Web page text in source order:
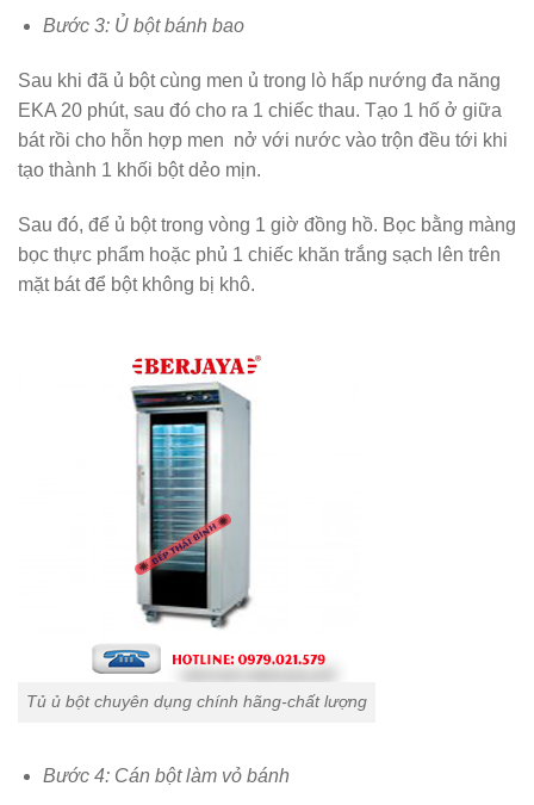
Bước 3: Ủ bột bánh bao
Sau khi đã ủ bột cùng men ủ trong lò hấp nướng đa năng
EKA 20 phút, sau đó cho ra 1 chiếc thau. Tạo 1 hố ở giữa
bát rồi cho hỗn hợp men nở với nước vào trộn đều tới khi
tạo thành 1 khối bột dẻo mịn.
Sau đó, để ủ bột trong vòng 1 giờ đồng hồ. Bọc bằng màng
bọc thực phẩm hoặc phủ 1 chiếc khăn trắng sạch lên trên
mặt bát để bột không bị khô.
Tủ ủ bột chuyên dụng chính hãng-chất lượng
Bước 4: Cán bột làm vỏ bánh